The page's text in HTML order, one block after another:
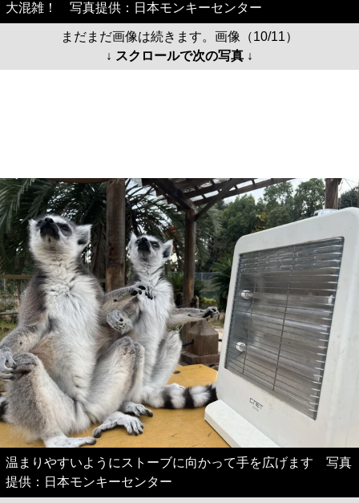
大混雑！ 写真提供：日本モンキーセンター
まだまだ画像は続きます。画像（10/11）
↓ スクロールで次の写真 ↓
温まりやすいようにストーブに向かって手を広げます 写真
提供：日本モンキーセンター